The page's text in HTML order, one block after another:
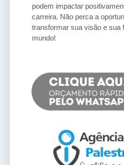
podem impactar
carreira. Não perca a
transformar sua visão e sua
mundo!